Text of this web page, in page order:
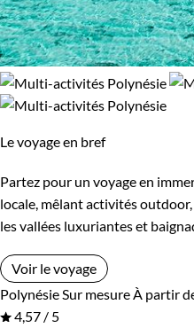
Le voyage en bref
Partez pour un voyage en
locale, mêlant activités
les vallées luxuriantes et
Voir le voyage
Polynésie Sur mesure À partir
4,57 / 5